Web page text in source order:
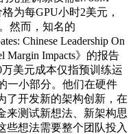
为每GPU小时2美元，
然而，知名的
Chinese Leadership On
Margin Impacts》的报告
万美元成本仅指预训练运
一小部分。他们在硬件
了开发新的架构创新，在
来测试新想法、新架构思
些想法需要整个团队投入